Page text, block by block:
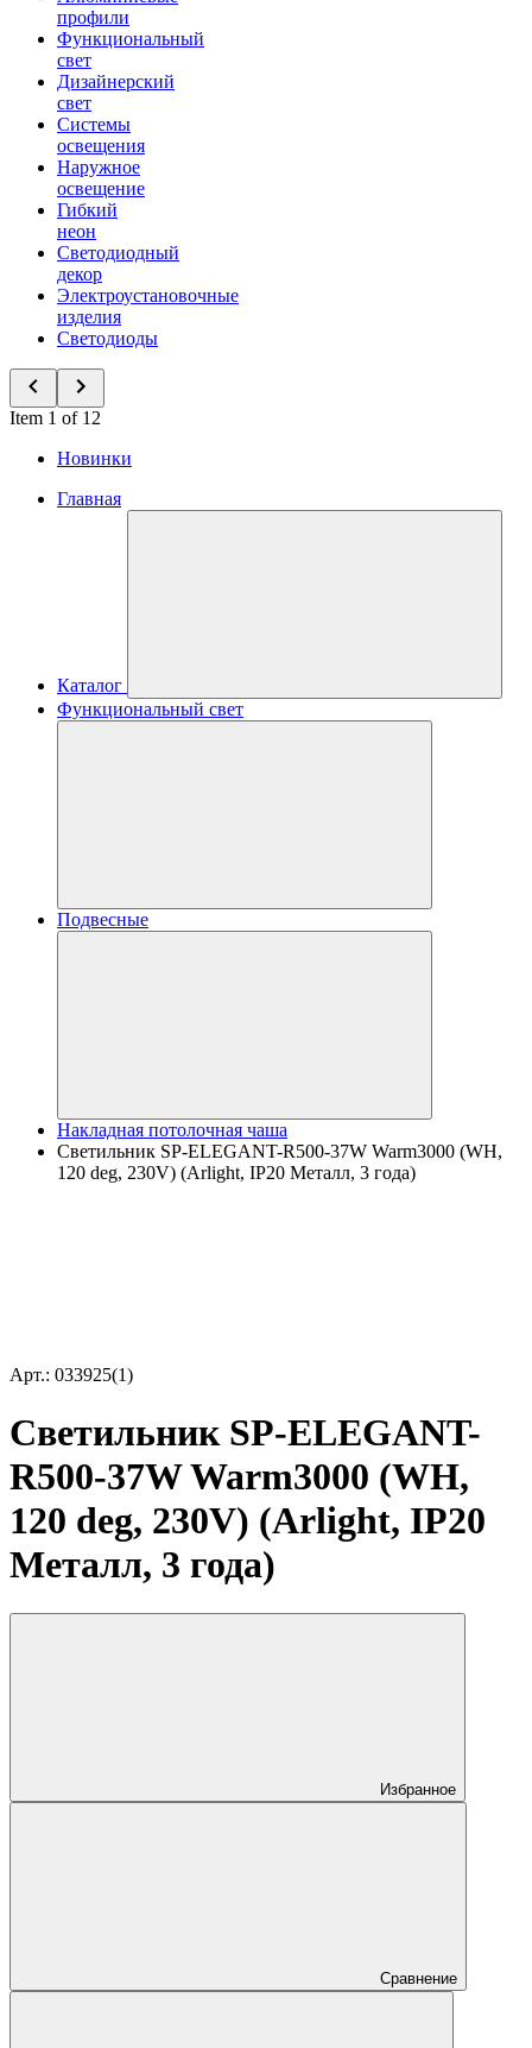
профили
Функциональный
свет
Дизайнерский
свет
Системы
освещения
Наружное
освещение
Гибкий
неон
Светодиодный
декор
Электроустановочные
изделия
Светодиоды
Item 1 of 12
Новинки
Главная
Каталог
Функциональный свет
Подвесные
Накладная потолочная чаша
Светильник SP-ELEGANT-R500-37W Warm3000 (WH,
120 deg, 230V) (Arlight, IP20 Металл, 3 года)
Арт.: 033925(1)
Светильник SP-ELEGANT-
R500-37W Warm3000 (WH,
120 deg, 230V) (Arlight, IP20
Металл, 3 года)
Избранное
Сравнение